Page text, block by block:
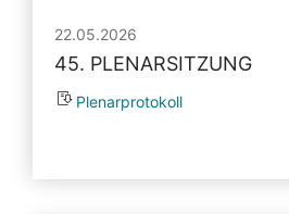
22.05.2026
45. PLENARSITZUNG
Plenarprotokoll